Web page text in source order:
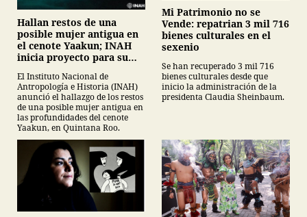
Hallan restos de una
posible mujer antigua en
el cenote Yaakun; INAH
inicia proyecto para su
El Instituto Nacional de
Antropología e Historia (INAH)
anunció el hallazgo de los restos
de una posible mujer antigua en
las profundidades del cenote
Yaakun, en Quintana Roo.
Mi Patrimonio no se
Vende: repatrian 3 mil 716
bienes culturales en el
sexenio
Se han recuperado 3 mil 716
bienes culturales desde que
inicio la administración de la
presidenta Claudia Sheinbaum.